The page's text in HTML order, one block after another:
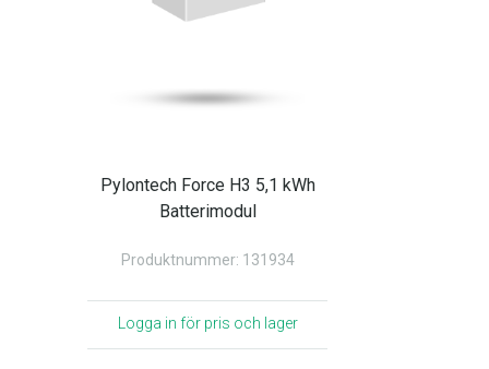
Pylontech Force H3 5,1 kWh
Batterimodul
Produktnummer: 131934
Logga in för pris och lager